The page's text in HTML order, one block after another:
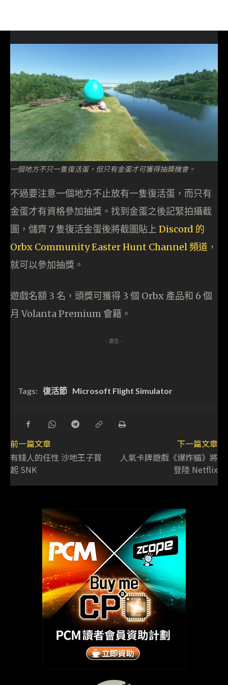
一個地方不只一隻復活蛋，但只有金蛋才可獲得抽獎機會。
不過要注意一個地方不止放有一隻復活蛋，而只有
金蛋才有資格參加抽獎。找到金蛋之後記緊拍攝截
圖，儲齊 7 隻復活金蛋後將截圖貼上 Discord 的
Orbx Community Easter Hunt Channel 頻道 ，
就可以參加抽獎。
遊戲名額 3 名，頭獎可獲得 3 個 Orbx 產品和 6 個
月 Volanta Premium 會籍。
- 廣告 -
Tags: 復活節 Microsoft Flight Simulator
前一篇文章
有錢人的任性 沙地王子買
起 SNK
下一篇文章
人氣卡牌遊戲《爆炸貓》將
登陸 Netflix